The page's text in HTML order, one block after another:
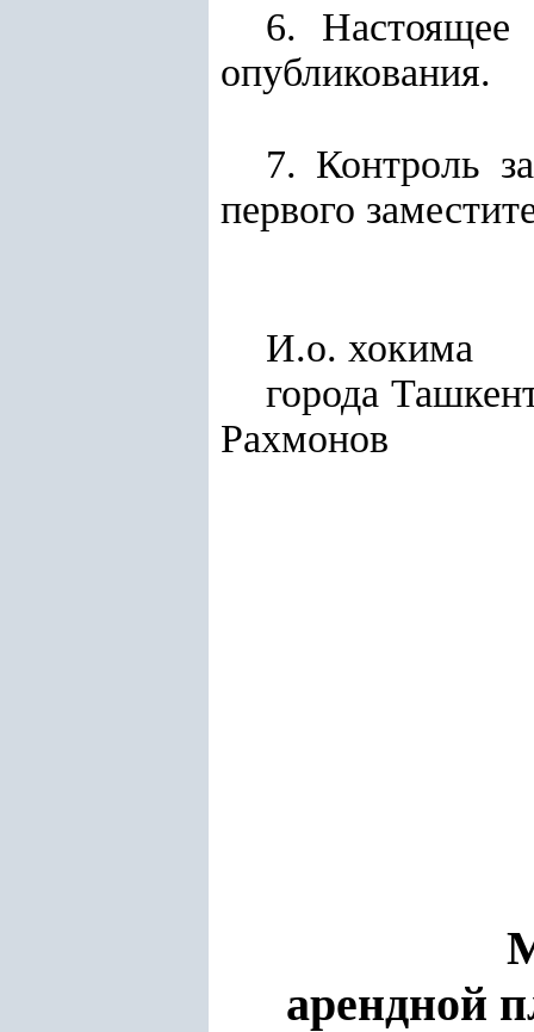
6. Настоящее
опубликования.
7. Контроль
первого
И.о. хокима
Рахмонов
арендной